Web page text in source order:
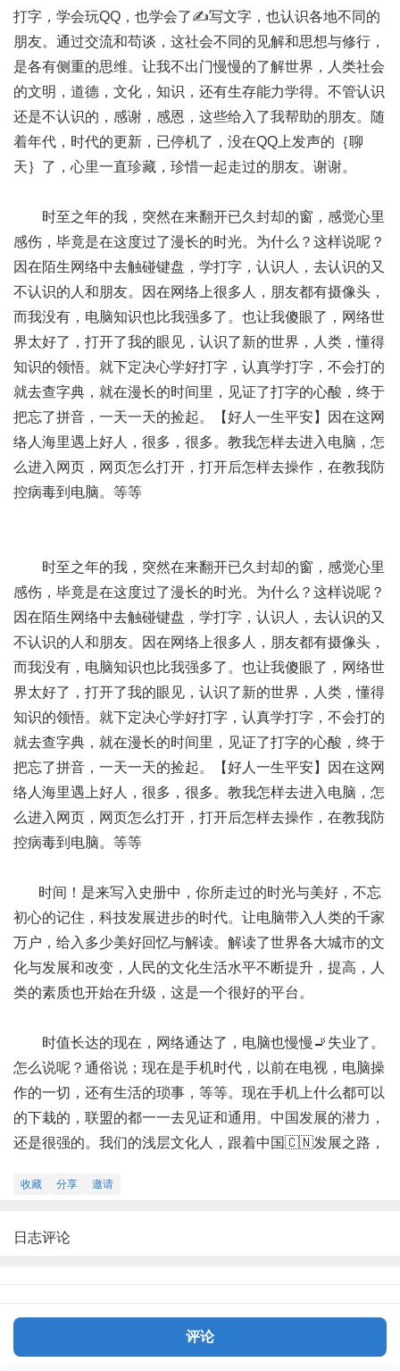
打字，学会玩QQ，也学会了✍️写文字，也认识各地不同的
朋友。通过交流和苟谈，这社会不同的见解和思想与修行，
是各有侧重的思维。让我不出门慢慢的了解世界，人类社会
的文明，道德，文化，知识，还有生存能力学得。不管认识
还是不认识的，感谢，感恩，这些给入了我帮助的朋友。随
着年代，时代的更新，已停机了，没在QQ上发声的｛聊
天｝了，心里一直珍藏，珍惜一起走过的朋友。谢谢。
时至之年的我，突然在来翻开已久封却的窗，感觉心里
感伤，毕竟是在这度过了漫长的时光。为什么？这样说呢？
因在陌生网络中去触碰键盘，学打字，认识人，去认识的又
不认识的人和朋友。因在网络上很多人，朋友都有摄像头，
而我没有，电脑知识也比我强多了。也让我傻眼了，网络世
界太好了，打开了我的眼见，认识了新的世界，人类，懂得
知识的领悟。就下定决心学好打字，认真学打字，不会打的
就去查字典，就在漫长的时间里，见证了打字的心酸，终于
把忘了拼音，一天一天的捡起。【好人一生平安】因在这网
络人海里遇上好人，很多，很多。教我怎样去进入电脑，怎
么进入网页，网页怎么打开，打开后怎样去操作，在教我防
控病毒到电脑。等等
时至之年的我，突然在来翻开已久封却的窗，感觉心里
感伤，毕竟是在这度过了漫长的时光。为什么？这样说呢？
因在陌生网络中去触碰键盘，学打字，认识人，去认识的又
不认识的人和朋友。因在网络上很多人，朋友都有摄像头，
而我没有，电脑知识也比我强多了。也让我傻眼了，网络世
界太好了，打开了我的眼见，认识了新的世界，人类，懂得
知识的领悟。就下定决心学好打字，认真学打字，不会打的
就去查字典，就在漫长的时间里，见证了打字的心酸，终于
把忘了拼音，一天一天的捡起。【好人一生平安】因在这网
络人海里遇上好人，很多，很多。教我怎样去进入电脑，怎
么进入网页，网页怎么打开，打开后怎样去操作，在教我防
控病毒到电脑。等等
时间！是来写入史册中，你所走过的时光与美好，不忘
初心的记住，科技发展进步的时代。让电脑带入人类的千家
万户，给入多少美好回忆与解读。解读了世界各大城市的文
化与发展和改变，人民的文化生活水平不断提升，提高，人
类的素质也开始在升级，这是一个很好的平台。
时值长达的现在，网络通达了，电脑也慢慢🚬失业了。
怎么说呢？通俗说；现在是手机时代，以前在电视，电脑操
作的一切，还有生活的琐事，等等。现在手机上什么都可以
的下栽的，联盟的都一一去见证和通用。中国发展的潜力，
还是很强的。我们的浅层文化人，跟着中国🇨🇳发展之路，
～～
好了，写✍️的很久了，眼睛开始受不了，左眼是假眼
最后，有空✍️还会来写点文字，充实自己和生活，虽然
知识浅薄。而文化知识的重要性，学点，✍️写点，让修行
收藏 分享 邀请
日志评论
评论